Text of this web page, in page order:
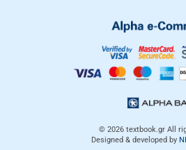
© 2026 textbook.grAll
Designed & developed by